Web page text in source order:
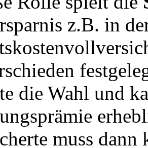
z.B. in
die Wahl und
muss dann